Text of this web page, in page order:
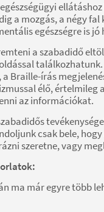
a mozgás, a négy
egészségre is
a szabadidő
Braille-írás
élő,
az információkat.
csak bele,
szeretne, vagy
ma már egyre több